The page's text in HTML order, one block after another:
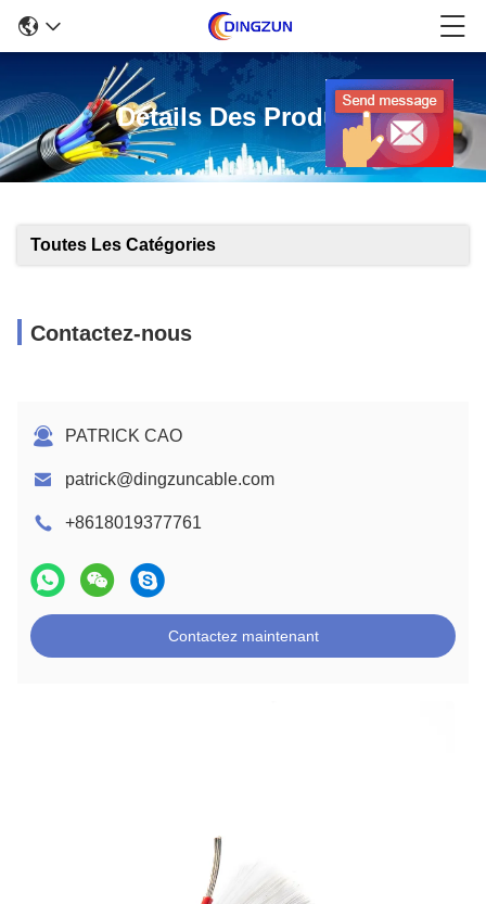
Détails Des Produits
Toutes Les Catégories
Contactez-nous
PATRICK CAO
patrick@dingzuncable.com
+8618019377761
Contactez maintenant